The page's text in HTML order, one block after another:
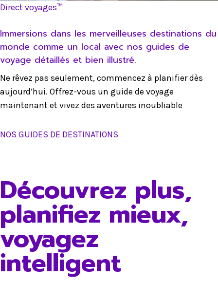
Direct voyages™
Immersions dans les merveilleuses destinations du
monde comme un local avec nos guides de
voyage détaillés et bien illustré.
Ne rêvez pas seulement, commencez à planifier dès
aujourd’hui. Offrez-vous un guide de voyage
maintenant et vivez des aventures inoubliable
NOS GUIDES DE DESTINATIONS
Découvrez plus,
planifiez mieux,
voyagez
intelligent